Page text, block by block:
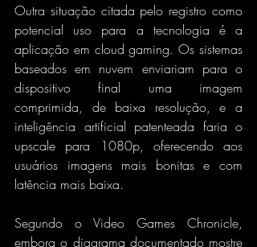
Outra situação citada pelo registro como
potencial uso para a tecnologia é a
aplicação em cloud gaming. Os sistemas
baseados em nuvem enviariam para o
dispositivo final uma imagem
comprimida, de baixa resolução, e a
inteligência artificial patenteada faria o
upscale para 1080p, oferecendo aos
usuários imagens mais bonitas e com
latência mais baixa.
Segundo o Video Games Chronicle,
embora o diagrama documentado mostre